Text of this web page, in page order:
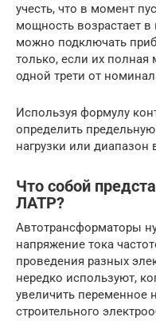
учесть, что в момент
мощность возрастает
можно подключать
только, если их полная
одной трети от
Используя формулу
определить
нагрузки или
Что собой
ЛАТР?
Автотрансформаторы
напряжение тока
проведения разных
нередко используют,
увеличить переменное
строительного